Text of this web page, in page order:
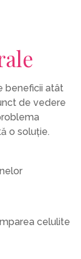
beneficii atât
de vedere
o soluție.
celulite